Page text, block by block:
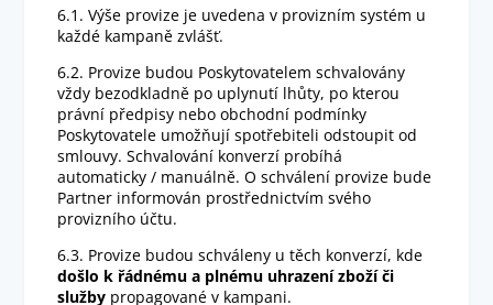
6.1. Výše provize je uvedena v provizním systém u
každé kampaně zvlášť.
6.2. Provize budou Poskytovatelem schvalovány
vždy bezodkladně po uplynutí lhůty, po kterou
právní předpisy nebo obchodní podmínky
Poskytovatele umožňují spotřebiteli odstoupit od
smlouvy. Schvalování konverzí probíhá
automaticky / manuálně. O schválení provize bude
Partner informován prostřednictvím svého
provizního účtu.
6.3. Provize budou schváleny u těch konverzí, kde
došlo k řádnému a plnému uhrazení zboží či
služby propagované v kampani.